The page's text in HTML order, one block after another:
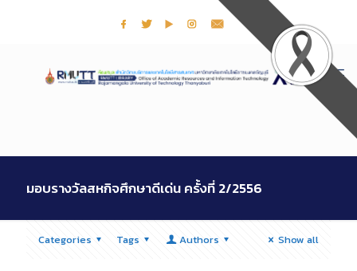
มอบรางวัลสหกิจศึกษาดีเด่น ครั้งที่ 2/2556
Categories Tags Authors Show all